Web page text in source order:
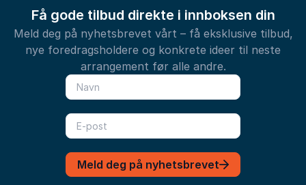
Få gode tilbud direkte i innboksen din
Meld deg på nyhetsbrevet vårt – få eksklusive tilbud,
nye foredragsholdere og konkrete ideer til neste
arrangement før alle andre.
Meld deg på nyhetsbrevet